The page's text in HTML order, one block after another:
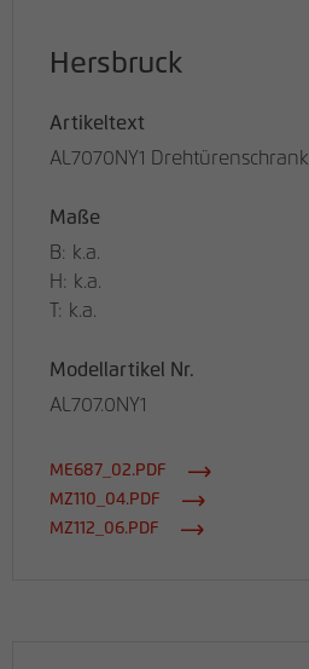
Hersbruck
Artikeltext
AL7070NY1 Drehtürenschrank
Maße
B: k.a.
H: k.a.
T: k.a.
Modellartikel Nr.
AL707.0NY1
ME687_02.PDF
MZ110_04.PDF
MZ112_06.PDF